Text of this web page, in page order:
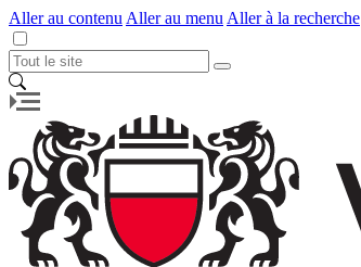
Aller au contenu Aller au menu Aller à la recherche